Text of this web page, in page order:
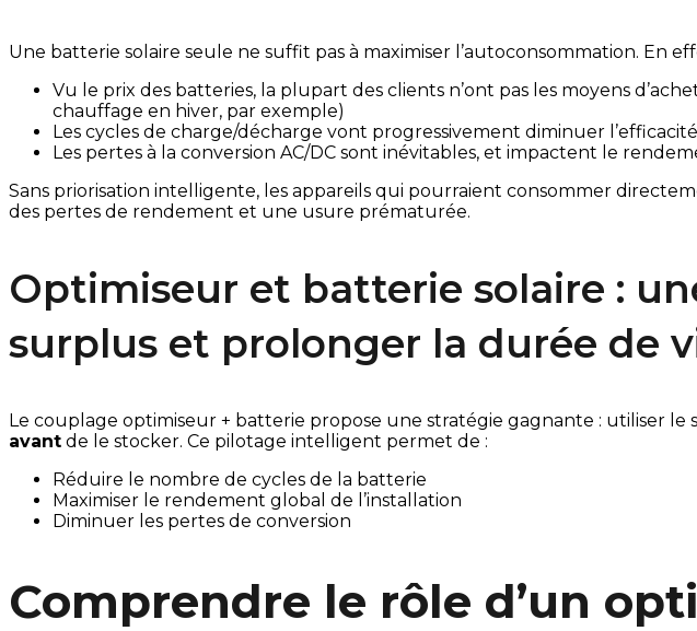
Une batterie solaire seule ne suffit pas à maximiser l’autoconsommation. En
Vu le prix des batteries, la plupart des clients n’ont pas les moyens
chauffage en hiver, par exemple)
Les cycles de charge/décharge vont progressivement diminuer
Les pertes à la conversion AC/DC sont inévitables, et impactent le
Sans priorisation intelligente, les appareils qui pourraient consommer
des pertes de rendement et une usure prématurée.
Optimiseur et batterie solaire :
surplus et prolonger la durée de
Le couplage optimiseur + batterie propose une stratégie gagnante : utiliser
avant de le stocker. Ce pilotage intelligent permet de :
Réduire le nombre de cycles de la batterie
Maximiser le rendement global de l’installation
Diminuer les pertes de conversion
Comprendre le rôle d’un